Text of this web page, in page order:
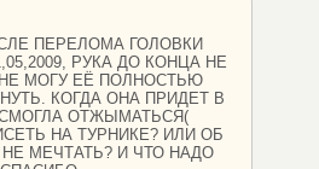
ПЕРЕЛОМА ГОЛОВКИ
РУКА ДО КОНЦА НЕ
МОГУ ЕЁ ПОЛНОСТЬЮ
КОГДА ОНА ПРИДЕТ В
ОТЖЫМАТЬСЯ(
НА ТУРНИКЕ? ИЛИ ОБ
МЕЧТАТЬ? И ЧТО НАДО